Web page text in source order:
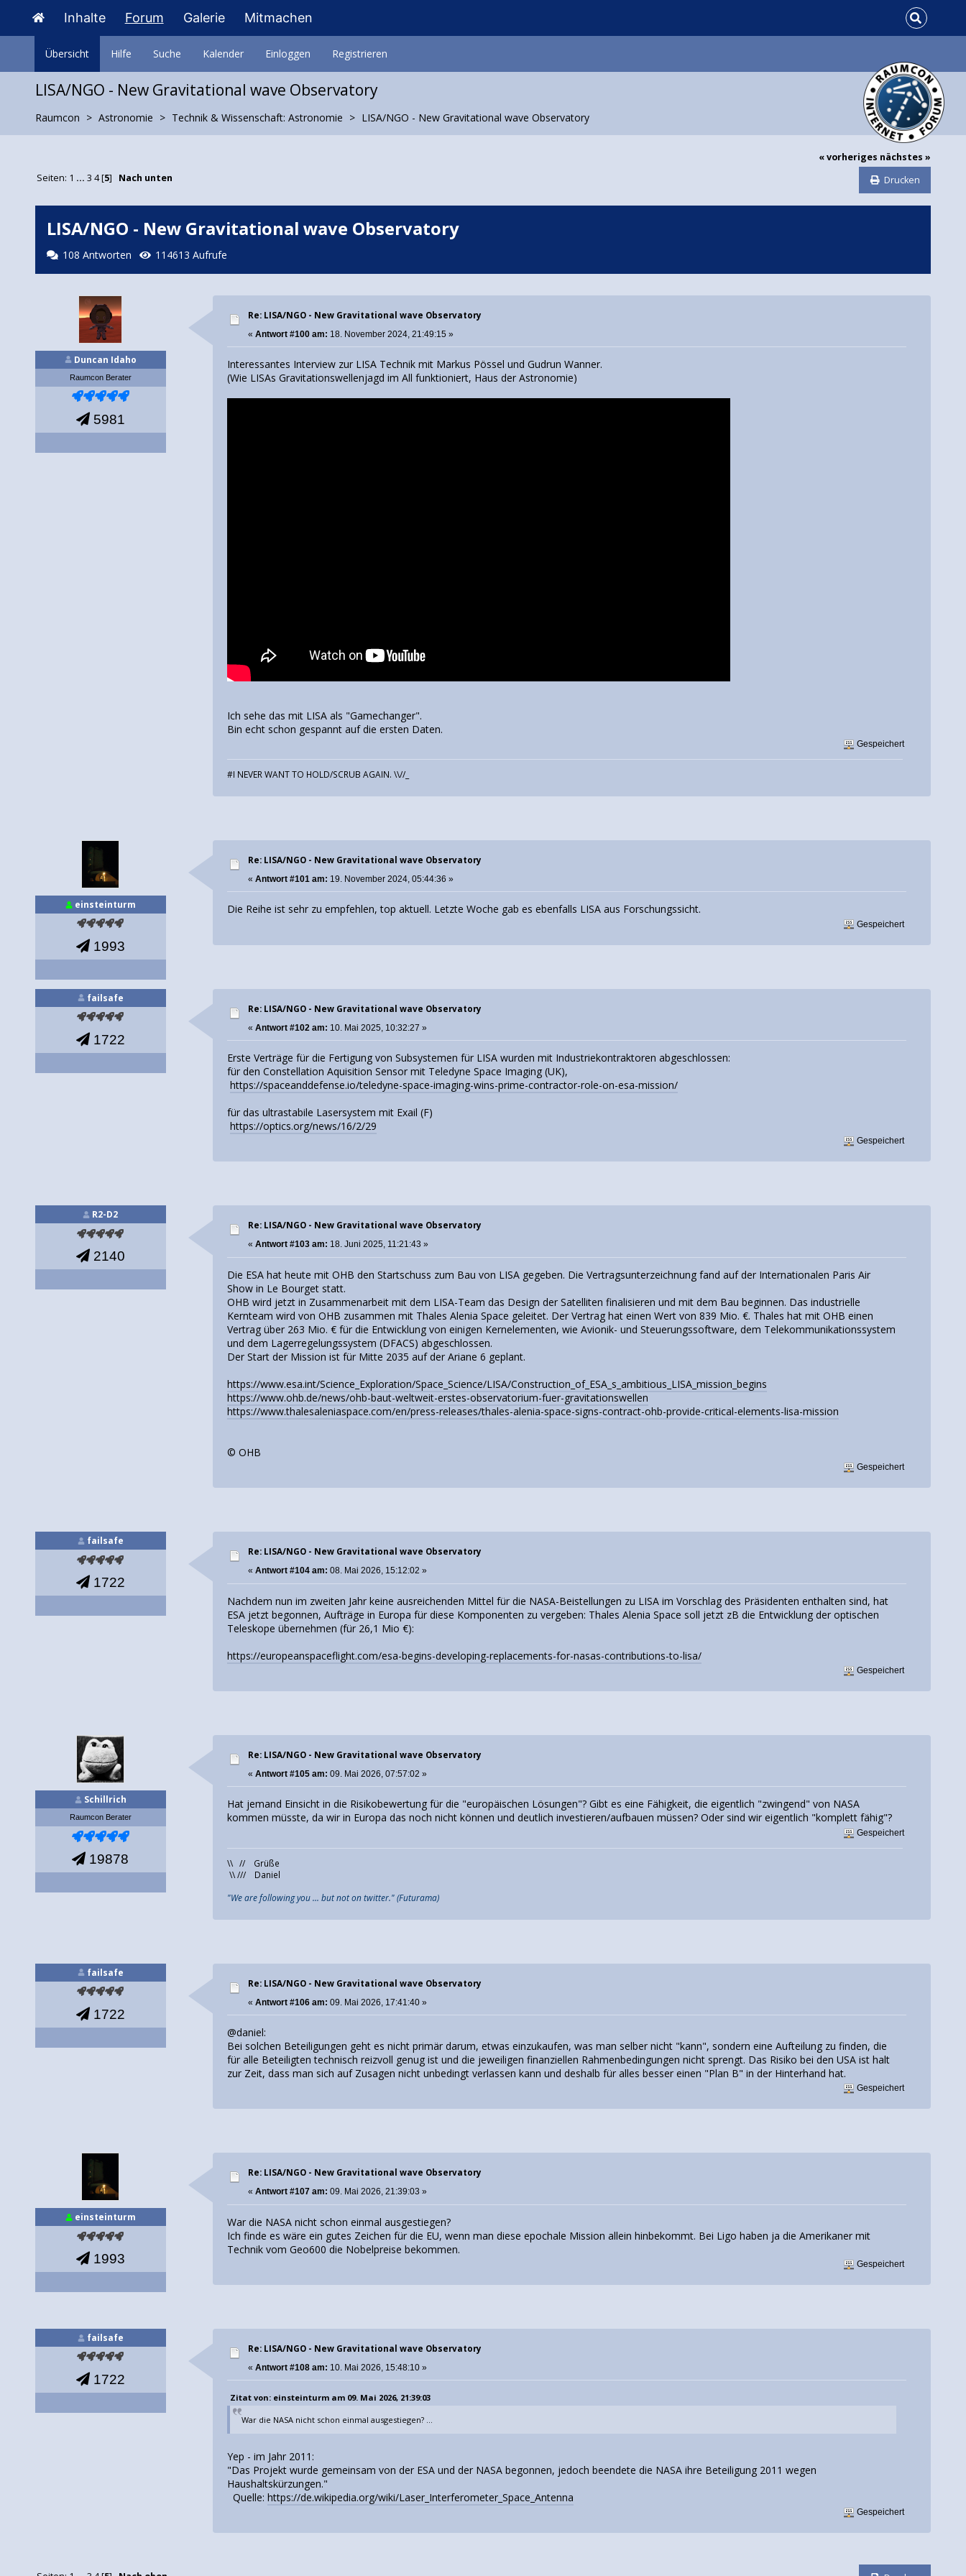
Inhalte Forum Galerie Mitmachen
Übersicht Hilfe Suche Kalender Einloggen Registrieren
LISA/NGO - New Gravitational wave Observatory
Raumcon Astronomie Technik & Wissenschaft: Astronomie LISA/NGO - New Gravitational wave Observatory
« vorheriges nächstes »
Drucken
Seiten: 1 ...3 4[5] Nach unten
LISA/NGO - New Gravitational wave Observatory
108 Antworten 114613 Aufrufe
Duncan Idaho
Raumcon Berater
5981
Re: LISA/NGO - New Gravitational wave Observatory
«Antwort #100 am: 18. November 2024, 21:49:15 »
Interessantes Interview zur LISA Technik mit Markus Pössel und Gudrun Wanner.
(Wie LISAs Gravitationswellenjagd im All funktioniert, Haus der Astronomie)
Ich sehe das mit LISA als "Gamechanger".
Bin echt schon gespannt auf die ersten Daten.
Gespeichert
#I NEVER WANT TO HOLD/SCRUB AGAIN. \\//_
einsteinturm
1993
Re: LISA/NGO - New Gravitational wave Observatory
«Antwort #101 am: 19. November 2024, 05:44:36 »
Die Reihe ist sehr zu empfehlen, top aktuell. Letzte Woche gab es ebenfalls LISA aus Forschungssicht.
Gespeichert
failsafe
1722
Re: LISA/NGO - New Gravitational wave Observatory
«Antwort #102 am: 10. Mai 2025, 10:32:27 »
Erste Verträge für die Fertigung von Subsystemen für LISA wurden mit Industriekontraktoren abgeschlossen:
für den Constellation Aquisition Sensor mit Teledyne Space Imaging (UK),
https://spaceanddefense.io/teledyne-space-imaging-wins-prime-contractor-role-on-esa-mission/
für das ultrastabile Lasersystem mit Exail (F)
https://optics.org/news/16/2/29
Gespeichert
R2-D2
2140
Re: LISA/NGO - New Gravitational wave Observatory
«Antwort #103 am: 18. Juni 2025, 11:21:43 »
Die ESA hat heute mit OHB den Startschuss zum Bau von LISA gegeben. Die Vertragsunterzeichnung fand auf der Internationalen Paris Air
Show in Le Bourget statt.
OHB wird jetzt in Zusammenarbeit mit dem LISA-Team das Design der Satelliten finalisieren und mit dem Bau beginnen. Das industrielle
Kernteam wird von OHB zusammen mit Thales Alenia Space geleitet. Der Vertrag hat einen Wert von 839 Mio. €. Thales hat mit OHB einen
Vertrag über 263 Mio. € für die Entwicklung von einigen Kernelementen, wie Avionik- und Steuerungssoftware, dem Telekommunikationssystem
und dem Lagerregelungssystem (DFACS) abgeschlossen.
Der Start der Mission ist für Mitte 2035 auf der Ariane 6 geplant.
https://www.esa.int/Science_Exploration/Space_Science/LISA/Construction_of_ESA_s_ambitious_LISA_mission_begins
https://www.ohb.de/news/ohb-baut-weltweit-erstes-observatorium-fuer-gravitationswellen
https://www.thalesaleniaspace.com/en/press-releases/thales-alenia-space-signs-contract-ohb-provide-critical-elements-lisa-mission
© OHB
Gespeichert
failsafe
1722
Re: LISA/NGO - New Gravitational wave Observatory
«Antwort #104 am: 08. Mai 2026, 15:12:02 »
Nachdem nun im zweiten Jahr keine ausreichenden Mittel für die NASA-Beistellungen zu LISA im Vorschlag des Präsidenten enthalten sind, hat
ESA jetzt begonnen, Aufträge in Europa für diese Komponenten zu vergeben: Thales Alenia Space soll jetzt zB die Entwicklung der optischen
Teleskope übernehmen (für 26,1 Mio €):
https://europeanspaceflight.com/esa-begins-developing-replacements-for-nasas-contributions-to-lisa/
Gespeichert
Schillrich
Raumcon Berater
19878
Re: LISA/NGO - New Gravitational wave Observatory
«Antwort #105 am: 09. Mai 2026, 07:57:02 »
Hat jemand Einsicht in die Risikobewertung für die "europäischen Lösungen"? Gibt es eine Fähigkeit, die eigentlich "zwingend" von NASA
kommen müsste, da wir in Europa das noch nicht können und deutlich investieren/aufbauen müssen? Oder sind wir eigentlich "komplett fähig"?
Gespeichert
\\ // Grüße
\\ /// Daniel
"We are following you ... but not on twitter." (Futurama)
failsafe
1722
Re: LISA/NGO - New Gravitational wave Observatory
«Antwort #106 am: 09. Mai 2026, 17:41:40 »
@daniel:
Bei solchen Beteiligungen geht es nicht primär darum, etwas einzukaufen, was man selber nicht "kann", sondern eine Aufteilung zu finden, die
für alle Beteiligten technisch reizvoll genug ist und die jeweiligen finanziellen Rahmenbedingungen nicht sprengt. Das Risiko bei den USA ist halt
zur Zeit, dass man sich auf Zusagen nicht unbedingt verlassen kann und deshalb für alles besser einen "Plan B" in der Hinterhand hat.
Gespeichert
einsteinturm
1993
Re: LISA/NGO - New Gravitational wave Observatory
«Antwort #107 am: 09. Mai 2026, 21:39:03 »
War die NASA nicht schon einmal ausgestiegen?
Ich finde es wäre ein gutes Zeichen für die EU, wenn man diese epochale Mission allein hinbekommt. Bei Ligo haben ja die Amerikaner mit
Technik vom Geo600 die Nobelpreise bekommen.
Gespeichert
failsafe
1722
Re: LISA/NGO - New Gravitational wave Observatory
«Antwort #108 am: 10. Mai 2026, 15:48:10 »
Zitat von: einsteinturm am 09. Mai 2026, 21:39:03
War die NASA nicht schon einmal ausgestiegen? ...
Yep - im Jahr 2011:
"Das Projekt wurde gemeinsam von der ESA und der NASA begonnen, jedoch beendete die NASA ihre Beteiligung 2011 wegen
Haushaltskürzungen."
Quelle:https://de.wikipedia.org/wiki/Laser_Interferometer_Space_Antenna
Gespeichert